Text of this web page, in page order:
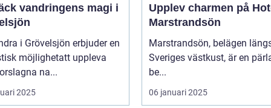
vandringens magi i
i Grövelsjön erbjuder en
möjlighetatt uppleva
na...
2025
Upplev charmen på
Marstrandsön
Marstrandsön, belägen
Sveriges västkust, är en
be...
06 januari 2025